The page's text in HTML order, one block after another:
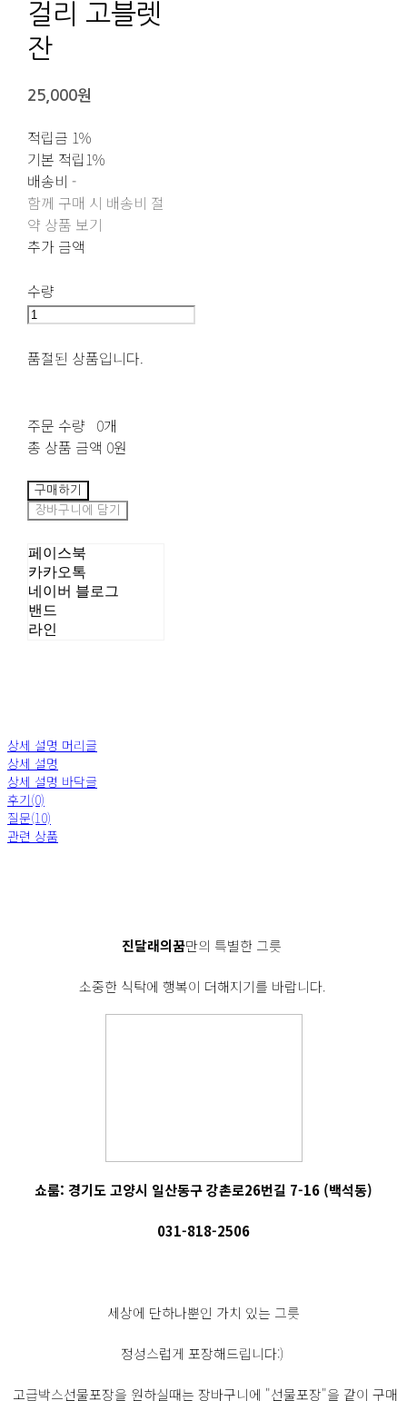
걸리 고블렛
잔
25,000원
적립금 1%
기본 적립1%
배송비 -
함께 구매 시 배송비 절
약 상품 보기
추가 금액
수량
품절된 상품입니다.
주문 수량 0개
총 상품 금액 0원
구매하기
장바구니에 담기
페이스북
카카오톡
네이버 블로그
밴드
라인
상세 설명 머리글
상세 설명
상세 설명 바닥글
후기(0)
질문(10)
관련 상품
진달래의꿈만의 특별한 그릇
소중한 식탁에 행복이 더해지기를 바랍니다.
쇼룸: 경기도 고양시 일산동구 강촌로26번길 7-16 (백석동)
031-818-2506
세상에 단하나뿐인 가치 있는 그릇
정성스럽게 포장해드립니다:)
고급박스선물포장을 원하실때는 장바구니에 "선물포장"을 같이 구매